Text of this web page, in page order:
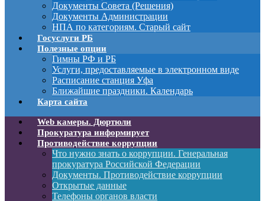
Документы Совета (Решения)
Документы Администрации
НПА по категориям. Старый сайт
Госуслуги РБ
Полезные опции
Гимны РФ и РБ
Услуги, предоставляемые в электронном виде
Расписание станция Уфа
Ближайшие праздники. Календарь
Карта сайта
Web камеры. Дюртюли
Прокуратура информирует
Противодействие коррупции
Что нужно знать о коррупции. Генеральная
прокуратура Российской Федерации
Документы. Противодействие коррупции
Открытые данные
Телефоны органов власти